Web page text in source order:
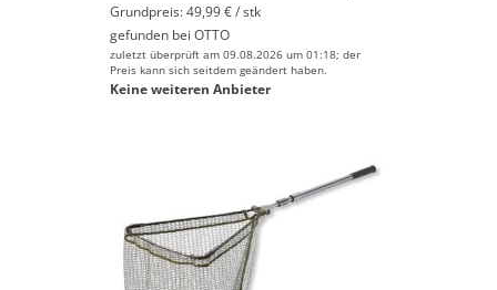
Grundpreis: 49,99 € / stk
gefunden bei OTTO
zuletzt überprüft am 09.08.2026 um 01:18; der
Preis kann sich seitdem geändert haben.
Keine weiteren Anbieter